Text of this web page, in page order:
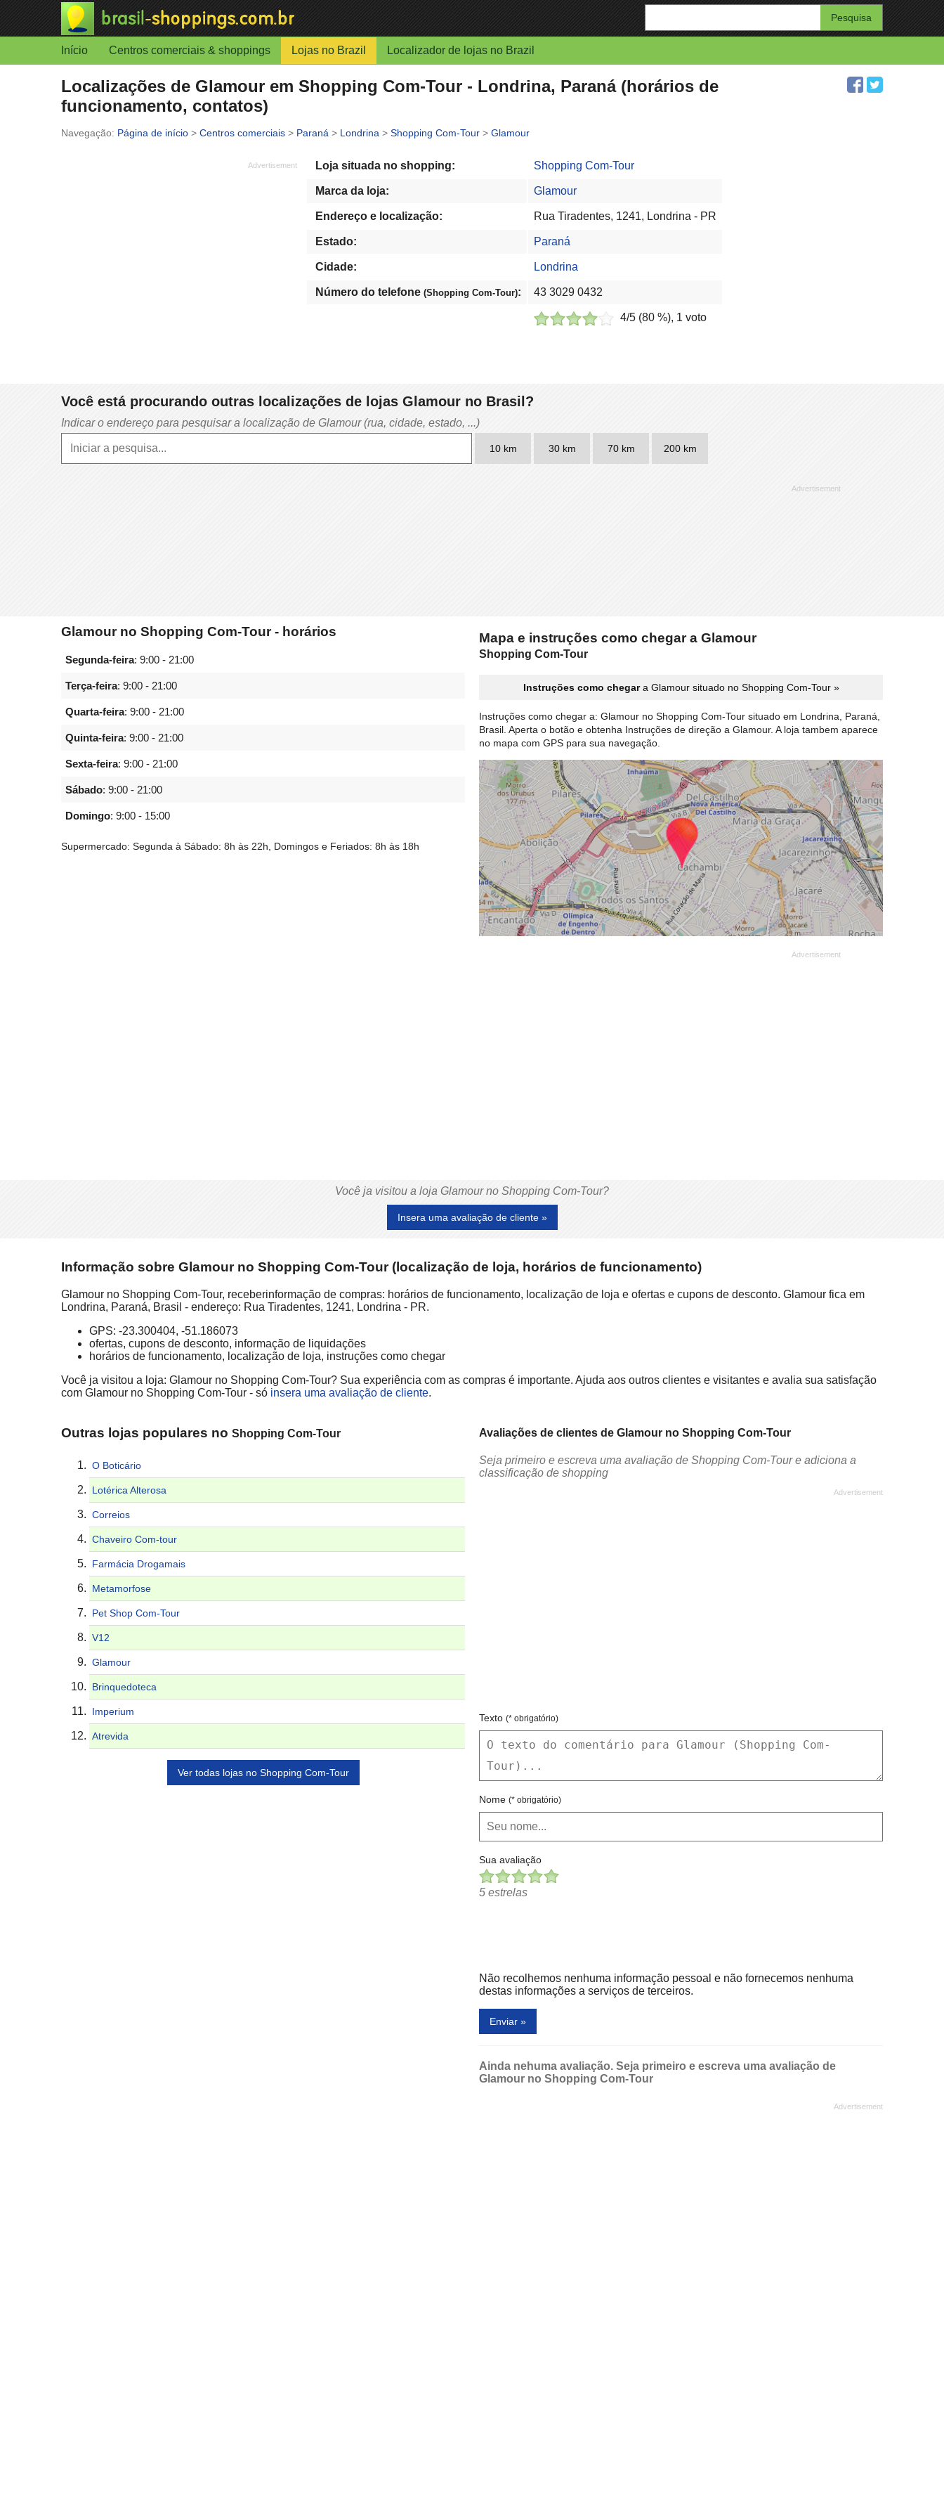
Enter
your
search
Início Centros comerciais & shoppings Lojas no Brazil Localizador de lojas no Brazil
Localizações de Glamour em Shopping Com-Tour - Londrina, Paraná (horários de
funcionamento, contatos)
Página de início > Centros comerciais > Paraná > Londrina > Shopping Com-Tour > Glamour
Loja situada no shopping: Shopping Com-Tour
Marca da loja: Glamour
Endereço e localização: Rua Tiradentes, 1241, Londrina - PR
Estado: Paraná
Cidade: Londrina
Número do telefone (Shopping Com-Tour): 43 3029 0432
4/5 (80 %), 1 voto
Você está procurando outras localizações de lojas Glamour no Brasil?
Indicar o endereço para pesquisar a localização de Glamour (rua, cidade, estado, ...)
10 km 30 km 70 km 200 km
Glamour no Shopping Com-Tour - horários
Segunda-feira: 9:00 - 21:00
Terça-feira: 9:00 - 21:00
Quarta-feira: 9:00 - 21:00
Quinta-feira: 9:00 - 21:00
Sexta-feira: 9:00 - 21:00
Sábado: 9:00 - 21:00
Domingo: 9:00 - 15:00
Supermercado: Segunda à Sábado: 8h às 22h, Domingos e Feriados: 8h às 18h
Mapa e instruções como chegar a Glamour
Shopping Com-Tour
Instruções como chegara Glamour situado no Shopping Com-Tour »
Instruções como chegar a: Glamour no Shopping Com-Tour situado em Londrina, Paraná,
Brasil. Aperta o botão e obtenha Instruções de direção a Glamour. A loja tambem aparece
no mapa com GPS para sua navegação.
Você ja visitou a loja Glamour no Shopping Com-Tour?
Insera uma avaliação de cliente »
Informação sobre Glamour no Shopping Com-Tour (localização de loja, horários de funcionamento)
Glamour no Shopping Com-Tour, receberinformação de compras: horários de funcionamento, localização de loja e ofertas e cupons de desconto. Glamour fica em
Londrina, Paraná, Brasil - endereço: Rua Tiradentes, 1241, Londrina - PR.
GPS: -23.300404, -51.186073
ofertas, cupons de desconto, informação de liquidações
horários de funcionamento, localização de loja, instruções como chegar
Você ja visitou a loja: Glamour no Shopping Com-Tour? Sua experiência com as compras é importante. Ajuda aos outros clientes e visitantes e avalia sua satisfação
com Glamour no Shopping Com-Tour - só insera uma avaliação de cliente.
Outras lojas populares no Shopping Com-Tour
O Boticário
Lotérica Alterosa
Correios
Chaveiro Com-tour
Farmácia Drogamais
Metamorfose
Pet Shop Com-Tour
V12
Glamour
Brinquedoteca
Imperium
Atrevida
Ver todas lojas no Shopping Com-Tour
Avaliações de clientes de Glamour no Shopping Com-Tour
Seja primeiro e escreva uma avaliação de Shopping Com-Tour e adiciona a
classificação de shopping
Texto (* obrigatório)
Nome (* obrigatório)
Sua avaliação
5 estrelas
Não recolhemos nenhuma informação pessoal e não fornecemos nenhuma
destas informações a serviços de terceiros.
Enviar »
Ainda nehuma avaliação. Seja primeiro e escreva uma avaliação de
Glamour no Shopping Com-Tour